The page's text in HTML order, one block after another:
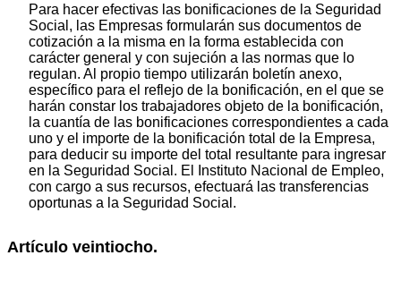
Para hacer efectivas las bonificaciones de la Seguridad
Social, las Empresas formularán sus documentos de
cotización a la misma en la forma establecida con
carácter general y con sujeción a las normas que lo
regulan. Al propio tiempo utilizarán boletín anexo,
específico para el reflejo de la bonificación, en el que se
harán constar los trabajadores objeto de la bonificación,
la cuantía de las bonificaciones correspondientes a cada
uno y el importe de la bonificación total de la Empresa,
para deducir su importe del total resultante para ingresar
en la Seguridad Social. El Instituto Nacional de Empleo,
con cargo a sus recursos, efectuará las transferencias
oportunas a la Seguridad Social.
Artículo veintiocho.